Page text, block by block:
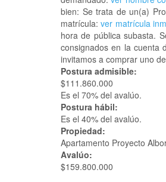
bien: Se trata de un(a)
matrícula:ver matrícula
hora de pública subasta.
consignados en la cuenta
invitamos a comprar uno
Postura admisible:
$111.860.000
Es el 70% del avalúo.
Postura hábil:
Es el 40% del avalúo.
Propiedad:
Apartamento Proyecto
Avalúo:
$159.800.000